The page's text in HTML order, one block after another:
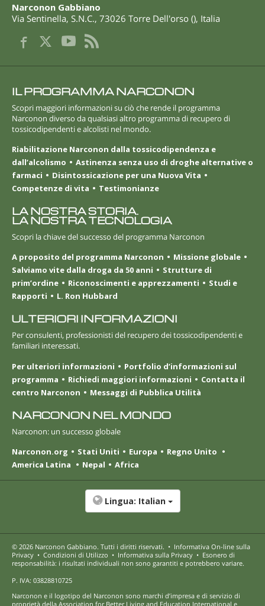
Narconon Gabbiano
Via Sentinella, S.N.C., 73026 Torre Dell'orso (), Italia
IL PROGRAMMA NARCONON
Scopri maggiori informazioni su ciò che rende il programma
Narconon diverso da qualsiasi altro programma di recupero di
tossicodipendenti e alcolisti nel mondo.
Riabilitazione Narconon dalla tossicodipendenza e
dall’alcolismo
Astinenza senza uso di droghe alternative o
farmaci
Disintossicazione per una Nuova Vita
Competenze di vita
Testimonianze
LA NOSTRA STORIA.
LA NOSTRA TECNOLOGIA
Scopri la chiave del successo del programma Narconon
A proposito del programma Narconon
Missione globale
Salviamo vite dalla droga da 50 anni
Strutture di
prim’ordine
Riconoscimenti e apprezzamenti
Studi e
Rapporti
L. Ron Hubbard
ULTERIORI INFORMAZIONI
Per consulenti, professionisti del recupero dei tossicodipendenti e
familiari interessati.
Per ulteriori informazioni
Portfolio d’informazioni sul
programma
Richiedi maggiori informazioni
Contatta il
centro Narconon
Messaggi di Pubblica Utilità
NARCONON NEL MONDO
Narconon: un successo globale
Narconon.org
Stati Uniti Europa
Regno Unito
America Latina
Nepal Africa
Lingua: Italian
© 2026 Narconon Gabbiano. Tutti i diritti riservati. • Informativa On-line sulla
Privacy • Condizioni di Utilizzo • Informativa sulla Privacy • Esonero di
responsabilità: i risultati individuali non sono garantiti e potrebbero variare.
P. IVA: 03828810725
Narconon e il logotipo del Narconon sono marchi d’impresa e di servizio di
proprietà della Association for Better Living and Education International e